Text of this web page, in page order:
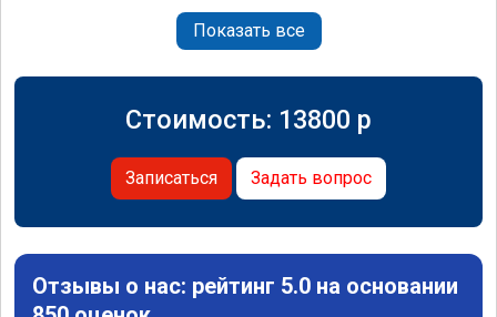
Показать все
Стоимость: 13800 p
Записаться Задать вопрос
Отзывы о нас: рейтинг 5.0 на основании